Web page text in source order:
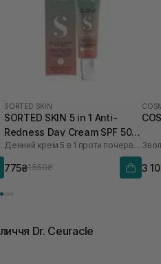
SORTED SKIN
SORTED SKIN 5 in 1 Anti-
Redness Day Cream SPF 50
30 мл
Денний крем 5 в 1 проти почервоніння
775₴1 550₴ 3
Dr. Ceuracle